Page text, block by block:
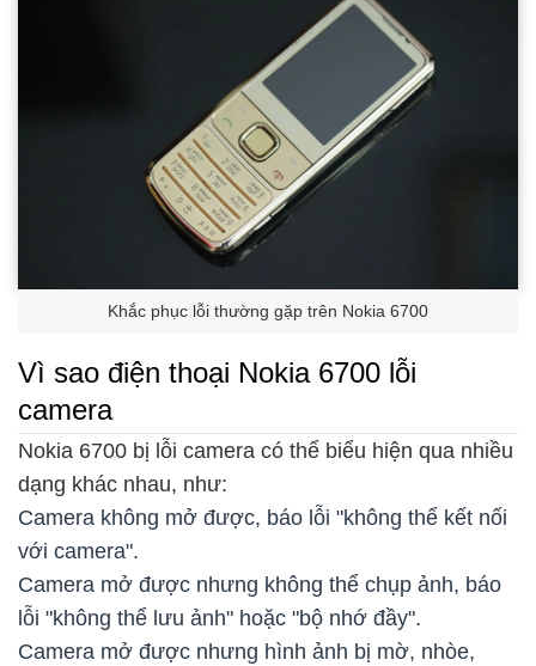
Khắc phục lỗi thường gặp trên Nokia 6700
Vì sao điện thoại Nokia 6700 lỗi
camera
Nokia 6700 bị lỗi camera có thể biểu hiện qua nhiều
dạng khác nhau, như:
Camera không mở được, báo lỗi "không thể kết nối
với camera".
Camera mở được nhưng không thể chụp ảnh, báo
lỗi "không thể lưu ảnh" hoặc "bộ nhớ đầy".
Camera mở được nhưng hình ảnh bị mờ, nhòe,